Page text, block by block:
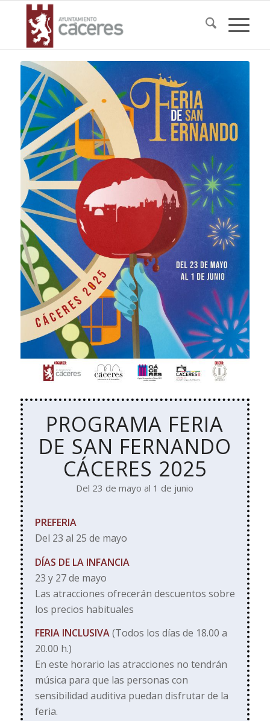
PROGRAMA FERIA
DE SAN FERNANDO
CÁCERES 2025
Del 23 de mayo al 1 de junio
PREFERIA
Del 23 al 25 de mayo
DÍAS DE LA INFANCIA
23 y 27 de mayo
Las atracciones ofrecerán descuentos sobre
los precios habituales
FERIA INCLUSIVA(Todos los días de 18.00 a
20.00 h.)
En este horario las atracciones no tendrán
música para que las personas con
sensibilidad auditiva puedan disfrutar de la
feria.